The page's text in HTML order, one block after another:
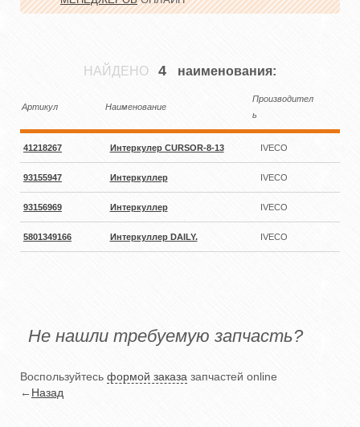
НАЙДЕНО 4 наименования:
Артикул Наименование
Производител
ь
41218267 Интеркулер CURSOR-8-13 IVECO
93155947 Интеркуллер IVECO
93156969 Интеркуллер IVECO
5801349166 Интеркуллер DAILY. IVECO
Не нашли требуемую запчасть?
Воспользуйтесь формой заказа запчастей online
←Назад